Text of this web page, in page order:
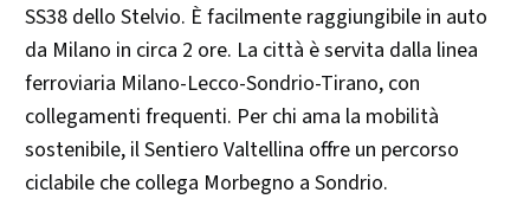
SS38 dello Stelvio. È facilmente raggiungibile in auto
da Milano in circa 2 ore. La città è servita dalla linea
ferroviaria Milano-Lecco-Sondrio-Tirano, con
collegamenti frequenti. Per chi ama la mobilità
sostenibile, il Sentiero Valtellina offre un percorso
ciclabile che collega Morbegno a Sondrio.​